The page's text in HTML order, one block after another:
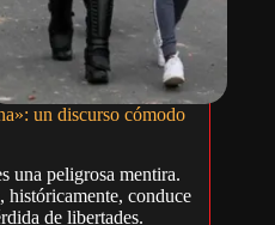
un discurso cómodo
una peligrosa mentira.
históricamente, conduce
de libertades.